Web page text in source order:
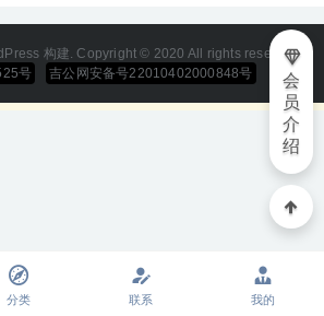
构建. Copyright © 2020 All rights reserved
号
吉公网安备号22010402000848号
会
员
介
绍
分类 联系 我的